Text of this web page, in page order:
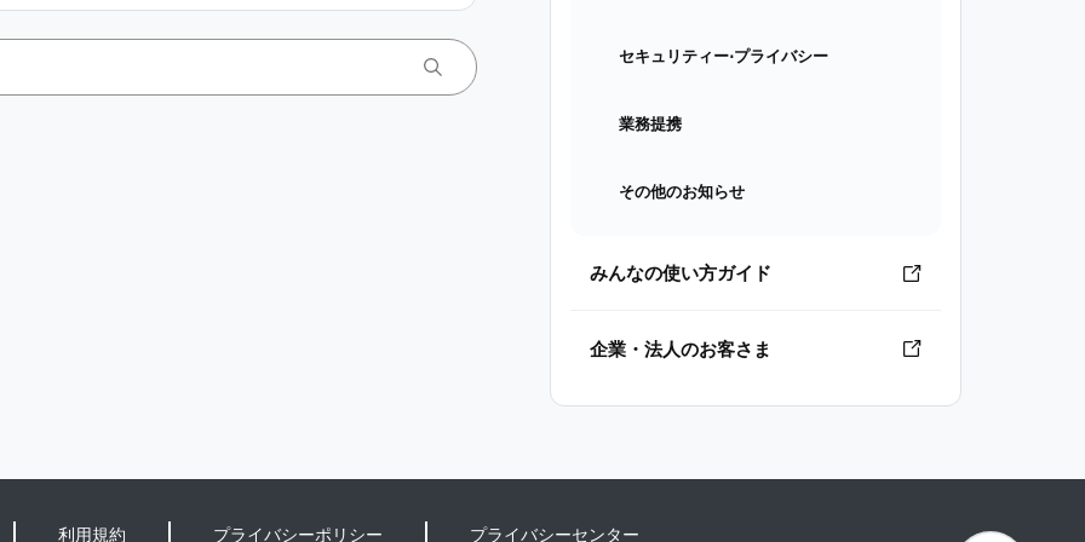
セキュリティー⋅プライバシー
業務提携
その他のお知らせ
みんなの使い方ガイド
企業・法人のお客さま
利用規約 プライバシーポリシー プライバシーセンター